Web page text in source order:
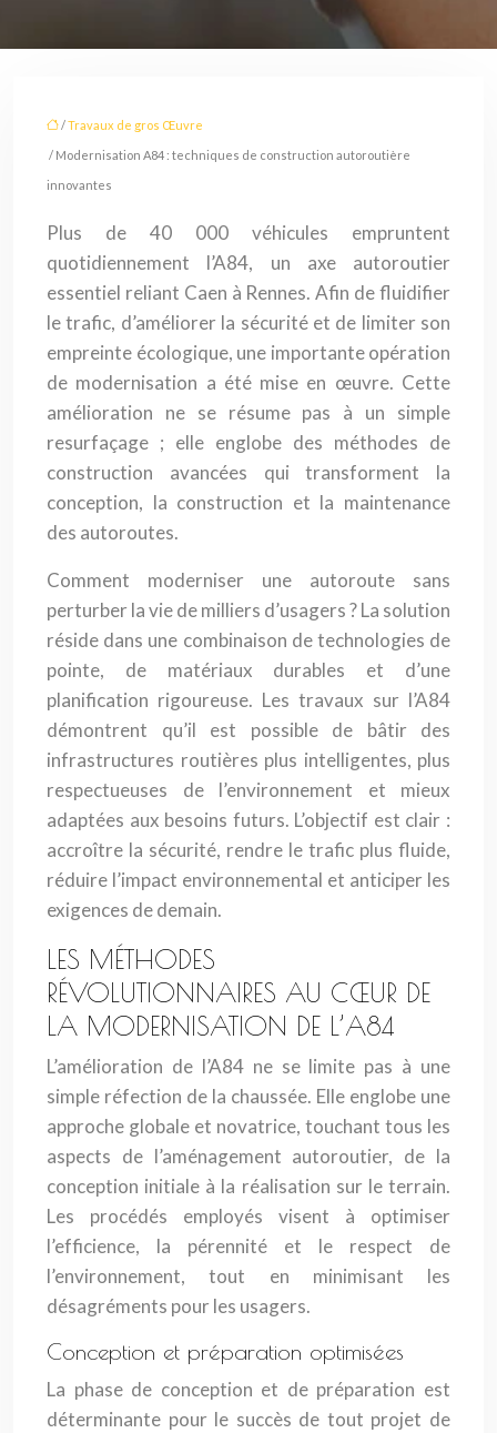
/Travaux de gros Œuvre
/ Modernisation A84 : techniques de construction autoroutière
innovantes
Plus de 40 000 véhicules empruntent
quotidiennement l’A84, un axe autoroutier
essentiel reliant Caen à Rennes. Afin de fluidifier
le trafic, d’améliorer la sécurité et de limiter son
empreinte écologique, une importante opération
de modernisation a été mise en œuvre. Cette
amélioration ne se résume pas à un simple
resurfaçage ; elle englobe des méthodes de
construction avancées qui transforment la
conception, la construction et la maintenance
des autoroutes.
Comment moderniser une autoroute sans
perturber la vie de milliers d’usagers ? La solution
réside dans une combinaison de technologies de
pointe, de matériaux durables et d’une
planification rigoureuse. Les travaux sur l’A84
démontrent qu’il est possible de bâtir des
infrastructures routières plus intelligentes, plus
respectueuses de l’environnement et mieux
adaptées aux besoins futurs. L’objectif est clair :
accroître la sécurité, rendre le trafic plus fluide,
réduire l’impact environnemental et anticiper les
exigences de demain.
LES MÉTHODES
RÉVOLUTIONNAIRES AU CŒUR DE
LA MODERNISATION DE L’A84
L’amélioration de l’A84 ne se limite pas à une
simple réfection de la chaussée. Elle englobe une
approche globale et novatrice, touchant tous les
aspects de l’aménagement autoroutier, de la
conception initiale à la réalisation sur le terrain.
Les procédés employés visent à optimiser
l’efficience, la pérennité et le respect de
l’environnement, tout en minimisant les
désagréments pour les usagers.
Conception et préparation optimisées
La phase de conception et de préparation est
déterminante pour le succès de tout projet de